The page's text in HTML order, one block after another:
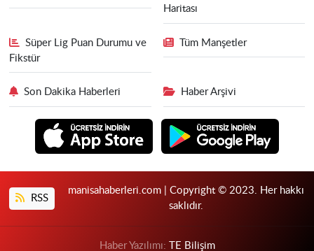
Haritası
Süper Lig Puan Durumu ve
Fikstür
Tüm Manşetler
Son Dakika Haberleri Haber Arşivi
RSS
manisahaberleri.com | Copyright © 2023. Her hakkı
saklıdır.
Haber Yazılımı: TE Bilişim